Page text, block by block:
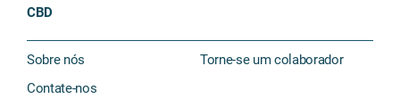
CBD
Sobre nós
Contate-nos
Torne-se um colaborador